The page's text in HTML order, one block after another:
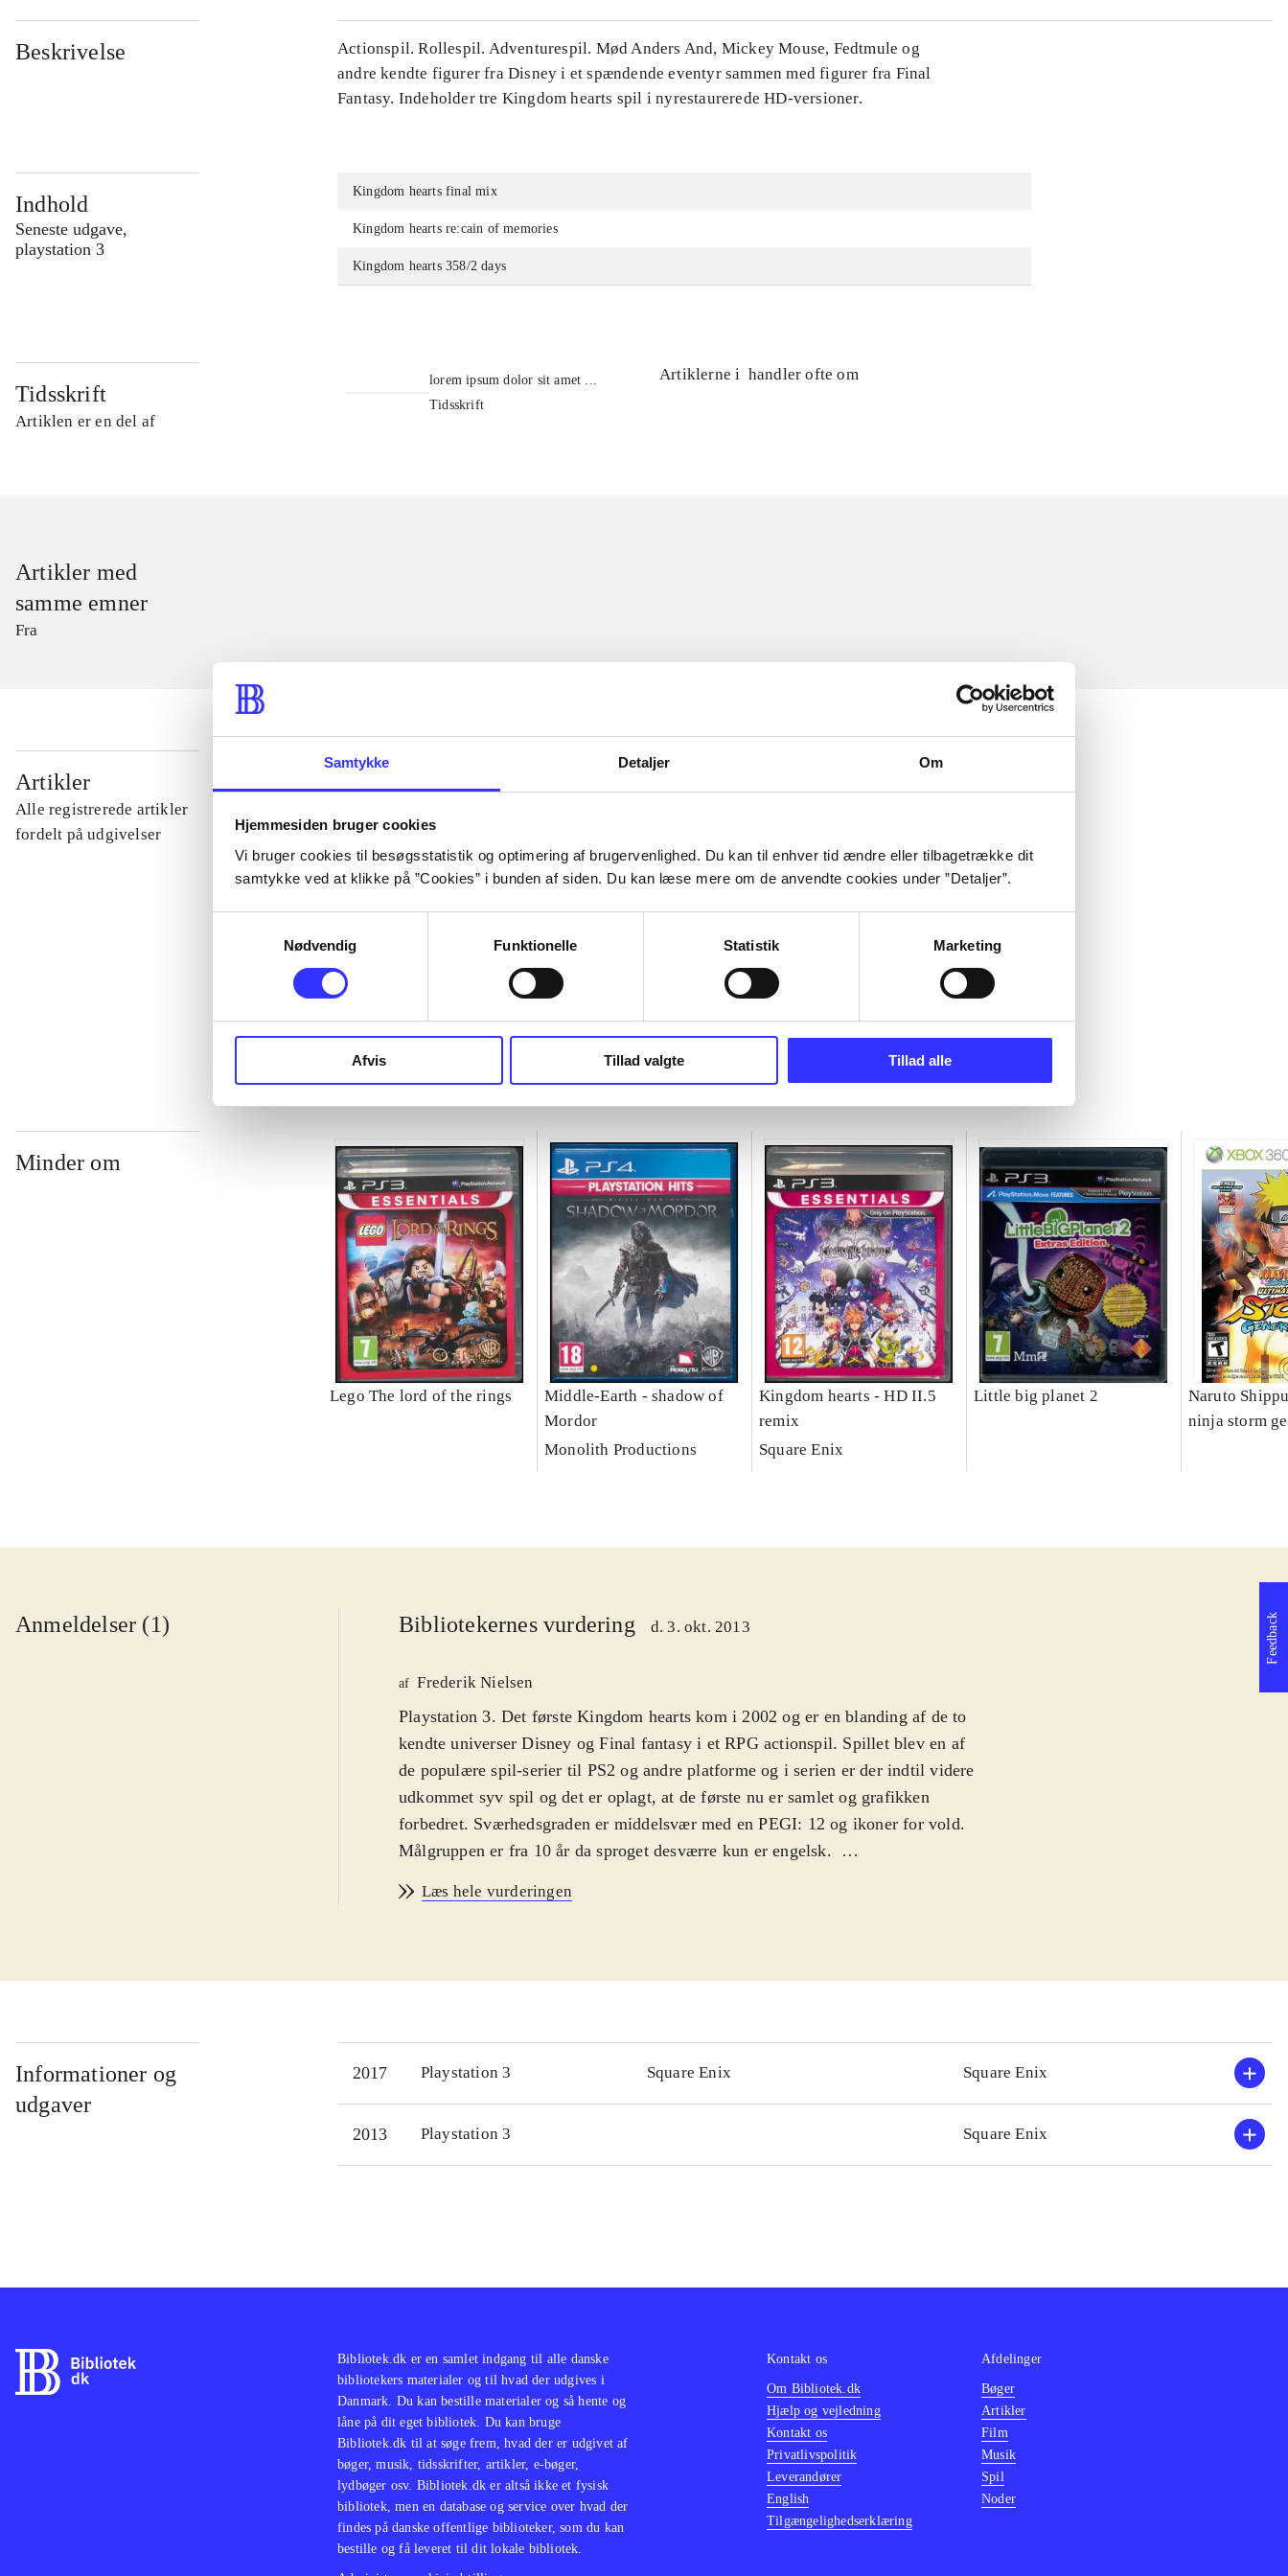
Samtykke Detaljer Om
Hjemmesiden bruger cookies
Vi bruger cookies til besøgsstatistik og optimering af brugervenlighed. Du kan til enhver tid ændre eller tilbagetrække dit
samtykke ved at klikke på ”Cookies” i bunden af siden. Du kan læse mere om de anvendte cookies under ”Detaljer”.
Nødvendig
Funktionelle Statistik Marketing
Afvis Tillad valgte Tillad alle
Beskrivelse
Actionspil. Rollespil. Adventurespil. Mød Anders And, Mickey Mouse, Fedtmule og
andre kendte figurer fra Disney i et spændende eventyr sammen med figurer fra Final
Fantasy. Indeholder tre Kingdom hearts spil i nyrestaurerede HD-versioner.
Indhold
Seneste udgave,
playstation 3
Kingdom hearts final mix
Kingdom hearts re:cain of memories
Kingdom hearts 358/2 days
Tidsskrift
Artiklen er en del af
lorem ipsum dolor sit amet ...
Tidsskrift
Artiklerne i handler ofte om
Artikler med
samme emner
Fra
Artikler
Alle registrerede artikler
fordelt på udgivelser
...
...
...
...
Minder om
Lego The lord of the rings
Middle-Earth - shadow of
Mordor
Monolith Productions
Kingdom hearts - HD II.5
remix
Square Enix
Little big planet 2
Naruto
ninja storm
Anmeldelser (1) Bibliotekernes vurdering d. 3. okt. 2013
af Frederik Nielsen
Playstation 3. Det første Kingdom hearts kom i 2002 og er en blanding af de to
kendte universer Disney og Final fantasy i et RPG actionspil. Spillet blev en af
de populære spil-serier til PS2 og andre platforme og i serien er der indtil videre
udkommet syv spil og det er oplagt, at de første nu er samlet og grafikken
forbedret. Sværhedsgraden er middelsvær med en PEGI: 12 og ikoner for vold.
Målgruppen er fra 10 år da sproget desværre kun er engelsk.
forskellige verdner inspireret af kendte Disney historier. Pakken indeholder de
Magic: The gathering, hvor du kæmper med kort imod modstandere og samler
Days" er ikke spilbart men består kun af mellemsekvenserne fra spillet.
Styringen, kameraføringen, grafikken og selve spillet er forbedret og med mere
Vesten og Østen men ellers har Sony efterhånden genudgivet flere af de ældre
Læs hele vurderingen
Informationer og
udgaver
2017 Playstation 3 Square Enix Square Enix
2013 Playstation 3 Square Enix
Feedback
Bibliotek.dk er en samlet indgang til alle danske
bibliotekers materialer og til hvad der udgives i
Danmark. Du kan bestille materialer og så hente og
låne på dit eget bibliotek. Du kan bruge
Bibliotek.dk til at søge frem, hvad der er udgivet af
bøger, musik, tidsskrifter, artikler, e-bøger,
lydbøger osv. Bibliotek.dk er altså ikke et fysisk
bibliotek, men en database og service over hvad der
findes på danske offentlige biblioteker, som du kan
bestille og få leveret til dit lokale bibliotek.
Kontakt os
Om Bibliotek.dk
Hjælp og vejledning
Kontakt os
Privatlivspolitik
Leverandører
English
Tilgængelighedserklæring
Afdelinger
Bøger
Artikler
Film
Musik
Spil
Noder